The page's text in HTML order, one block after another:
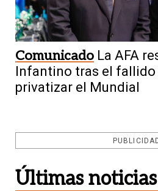
Comunicado La AFA
Infantino tras el fallido
privatizar el Mundial
Últimas noticias